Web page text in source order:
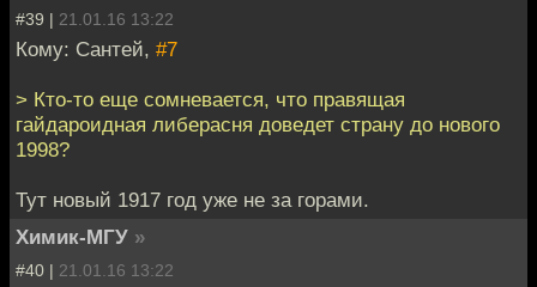
#39 | 21.01.16 13:22
Кому: Сантей, #7
> Кто-то еще сомневается, что правящая
гайдароидная либерасня доведет страну до нового
1998?
Тут новый 1917 год уже не за горами.
Химик-МГУ »
#40 | 21.01.16 13:22